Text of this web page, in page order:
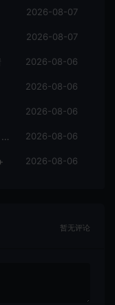
2026-08-07
2026-08-07
2026-08-06
2026-08-06
2026-08-06
小红书卖货更新：终于可以看销量了，行家入驻门槛曝光 2026-08-06
2026-08-06
暂无评论